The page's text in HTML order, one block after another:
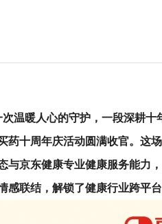
温暖人心的守护，一段深耕十
药十周年庆活动圆满收官。这
与京东健康专业健康服务能力
感联结，解锁了健康行业跨平